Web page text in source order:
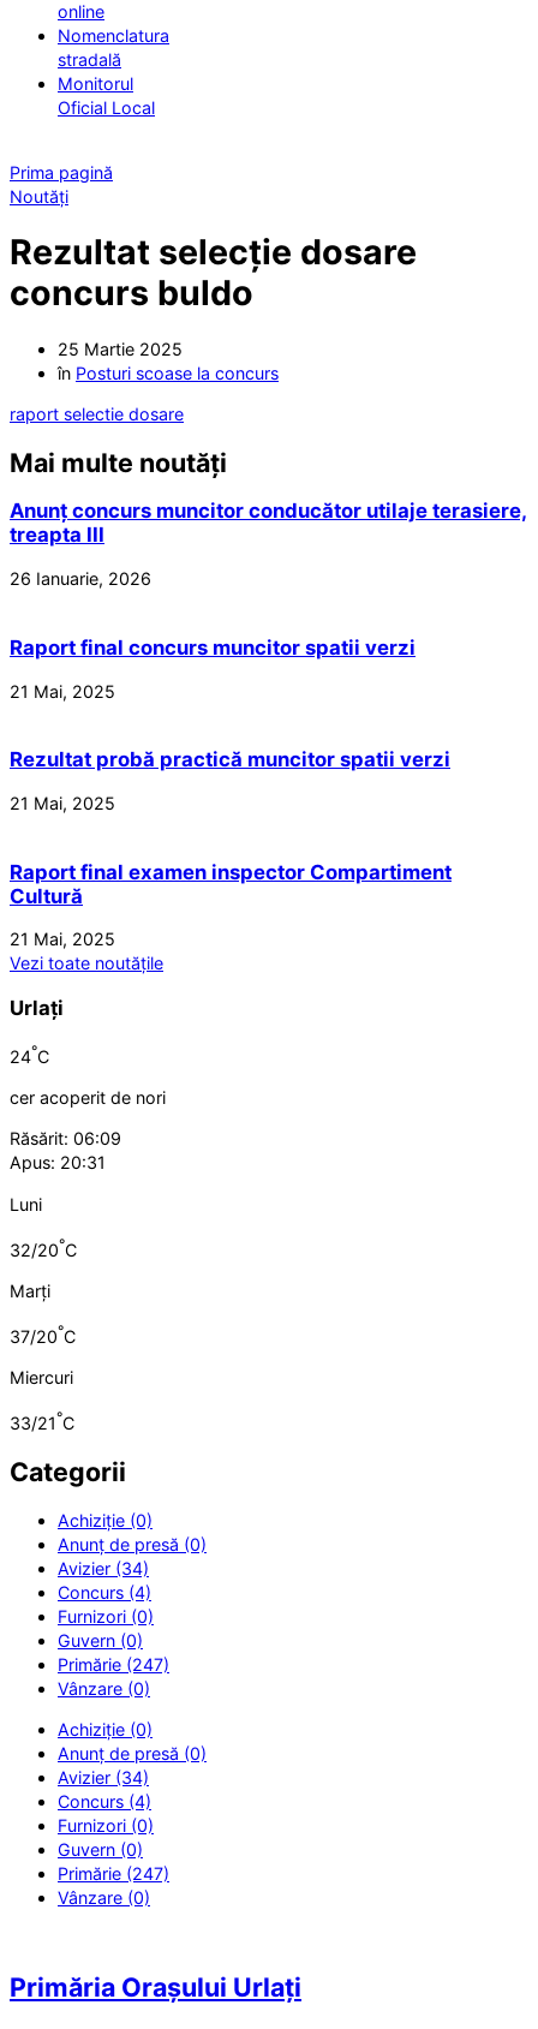
online
Nomenclatura
stradală
Monitorul
Oficial Local
Prima pagină
Noutăți
Rezultat selecție dosare
concurs buldo
25 Martie 2025
în Posturi scoase la concurs
raport selectie dosare
Mai multe noutăți
Anunț concurs muncitor conducător utilaje terasiere,
treapta III
26 Ianuarie, 2026
Raport final concurs muncitor spatii verzi
21 Mai, 2025
Rezultat probă practică muncitor spatii verzi
21 Mai, 2025
Raport final examen inspector Compartiment
Cultură
21 Mai, 2025
Vezi toate noutățile
Urlați
24°C
cer acoperit de nori
Răsărit: 06:09
Apus: 20:31
Luni
32/20°C
Marți
37/20°C
Miercuri
33/21°C
Categorii
Achiziție (0)
Anunț de presă (0)
Avizier (34)
Concurs (4)
Furnizori (0)
Guvern (0)
Primărie (247)
Vânzare (0)
Achiziție (0)
Anunț de presă (0)
Avizier (34)
Concurs (4)
Furnizori (0)
Guvern (0)
Primărie (247)
Vânzare (0)
Primăria Orașului Urlați